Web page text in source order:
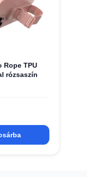
Rope TPU
rózsaszín